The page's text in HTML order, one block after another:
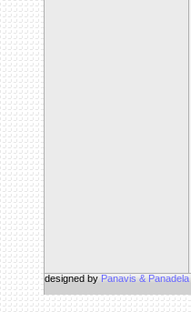
designed by Panavis & Panadela